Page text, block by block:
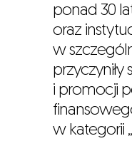
ponad 30
oraz
w
i promocji
w kategorii